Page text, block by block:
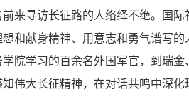
来寻访长征路的人络绎不绝。国
和献身精神、用意志和勇气谱写
院学习的百余名外国军官，到瑞
伟大长征精神，在对话共鸣中深化